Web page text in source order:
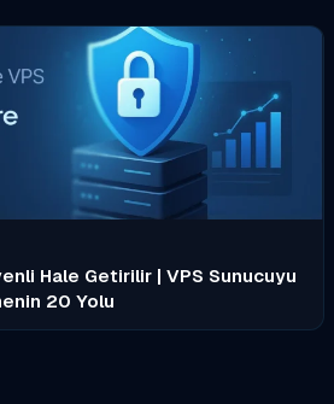
Hale Getirilir | VPS Sunucuyu
20 Yolu